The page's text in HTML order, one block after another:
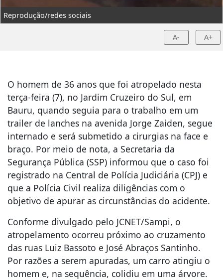
Reprodução/redes sociais
A- A+
O homem de 36 anos que foi atropelado nesta
terça-feira (7), no Jardim Cruzeiro do Sul, em
Bauru, quando seguia para o trabalho em um
trailer de lanches na avenida Jorge Zaiden, segue
internado e será submetido a cirurgias na face e
braço. Por meio de nota, a Secretaria da
Segurança Pública (SSP) informou que o caso foi
registrado na Central de Polícia Judiciária (CPJ) e
que a Polícia Civil realiza diligências com o
objetivo de apurar as circunstâncias do acidente.
Conforme divulgado pelo JCNET/Sampi, o
atropelamento ocorreu próximo ao cruzamento
das ruas Luiz Bassoto e José Abraços Santinho.
Por razões a serem apuradas, um carro atingiu o
homem e, na sequência, colidiu em uma árvore.